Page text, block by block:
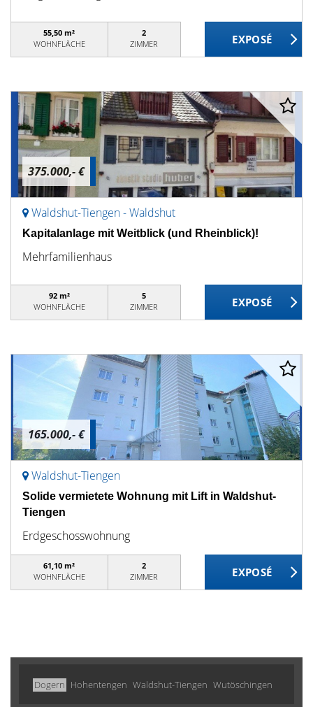
55,50 m²
WOHNFLÄCHE
2
ZIMMER
375.000,- €
Waldshut-Tiengen - Waldshut
Kapitalanlage mit Weitblick (und Rheinblick)!
Mehrfamilienhaus
92 m²
WOHNFLÄCHE
5
ZIMMER
165.000,- €
Waldshut-Tiengen
Solide vermietete Wohnung mit Lift in Waldshut-
Tiengen
Erdgeschosswohnung
61,10 m²
WOHNFLÄCHE
2
ZIMMER
Dogern Hohentengen Waldshut-Tiengen Wutöschingen